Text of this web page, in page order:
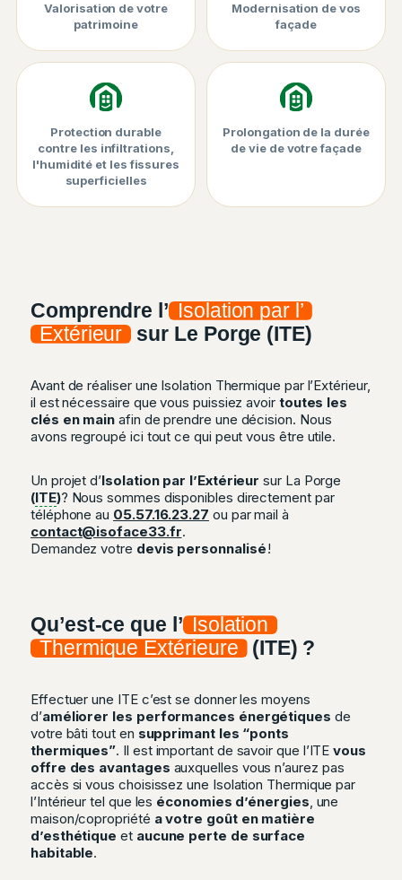
Valorisation de votre
patrimoine
Modernisation de vos
façade
Protection durable
contre les infiltrations,
l'humidité et les fissures
superficielles
Prolongation de la durée
de vie de votre façade
Comprendre l’ Isolation par l’
Extérieur
sur Le Porge (ITE)
Avant de réaliser une Isolation Thermique par l’Extérieur,
il est nécessaire que vous puissiez avoir toutes les
clés en main afin de prendre une décision. Nous
avons regroupé ici tout ce qui peut vous être utile.
Un projet d’Isolation par l’Extérieur sur La Porge
(ITE)? Nous sommes disponibles directement par
téléphone au 05.57.16.23.27 ou par mail à
contact@isoface33.fr.
Demandez votre devis personnalisé!
Qu’est-ce que l’ Isolation
Thermique Extérieure (ITE) ?
Effectuer une ITE c’est se donner les moyens
d’améliorer les performances énergétiques de
votre bâti tout en supprimant les “ponts
thermiques”. Il est important de savoir que l’ITE vous
offre des avantages auxquelles vous n’aurez pas
accès si vous choisissez une Isolation Thermique par
l’Intérieur tel que les économies d’énergies, une
maison/copropriété a votre goût en matière
d’esthétique et aucune perte de surface
habitable.